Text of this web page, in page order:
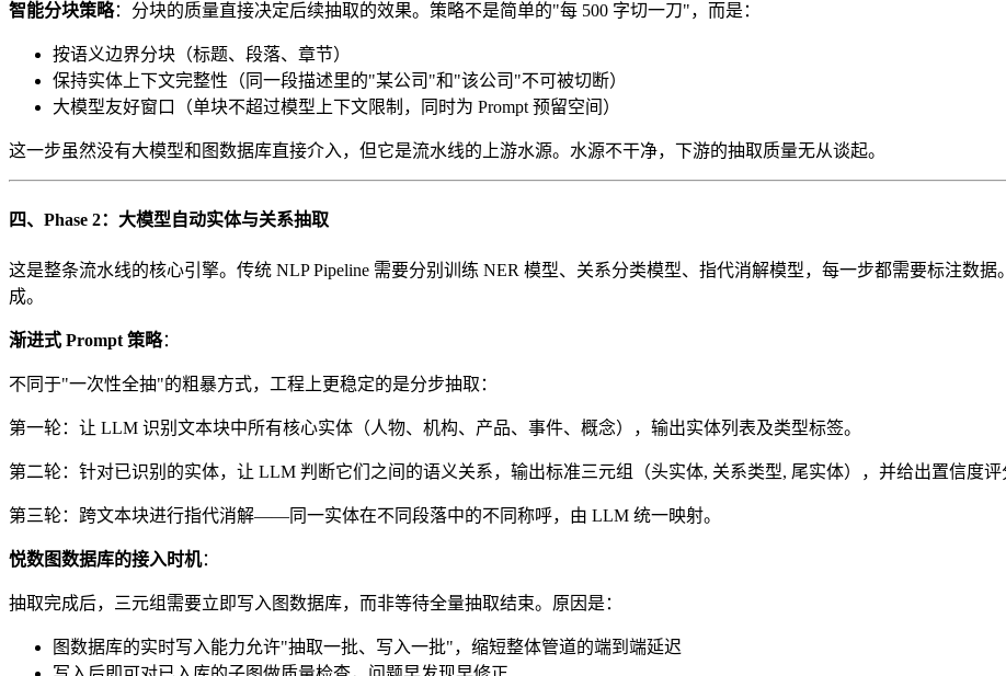
智能分块策略：分块的质量直接决定后续抽取的效果。策略不是简单的"每 500 字切一刀"，而是：
按语义边界分块（标题、段落、章节）
保持实体上下文完整性（同一段描述里的"某公司"和"该公司"不可被切断）
大模型友好窗口（单块不超过模型上下文限制，同时为 Prompt 预留空间）
这一步虽然没有大模型和图数据库直接介入，但它是流水线的上游水源。水源不干净，下游的抽取质量无从谈起。
四、Phase 2：大模型自动实体与关系抽取
这是整条流水线的核心引擎。传统 NLP Pipeline 需要分别训练 NER 模型、关系分类模型、指代消解模型，每一步都需要标注数
成。
渐进式 Prompt 策略：
不同于"一次性全抽"的粗暴方式，工程上更稳定的是分步抽取：
第一轮：让 LLM 识别文本块中所有核心实体（人物、机构、产品、事件、概念），输出实体列表及类型标签。
第二轮：针对已识别的实体，让 LLM 判断它们之间的语义关系，输出标准三元组（头实体, 关系类型, 尾实体），并给出置信度评
第三轮：跨文本块进行指代消解——同一实体在不同段落中的不同称呼，由 LLM 统一映射。
悦数图数据库的接入时机：
抽取完成后，三元组需要立即写入图数据库，而非等待全量抽取结束。原因是：
图数据库的实时写入能力允许"抽取一批、写入一批"，缩短整体管道的端到端延迟